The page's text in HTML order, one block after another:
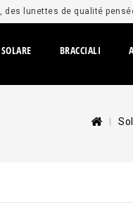
des lunettes de qualité
SOLARE BRACCIALI